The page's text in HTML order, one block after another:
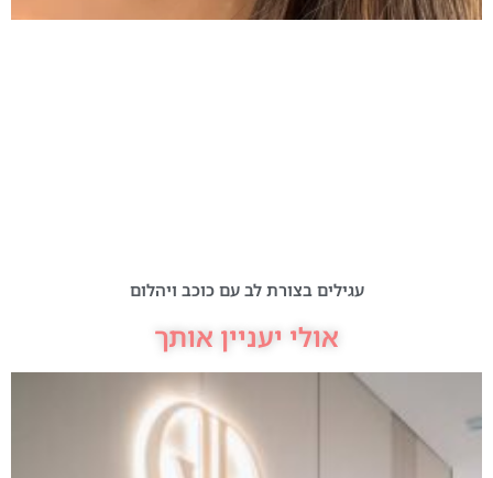
עגילים בצורת לב עם כוכב ויהלום
אולי יעניין אותך